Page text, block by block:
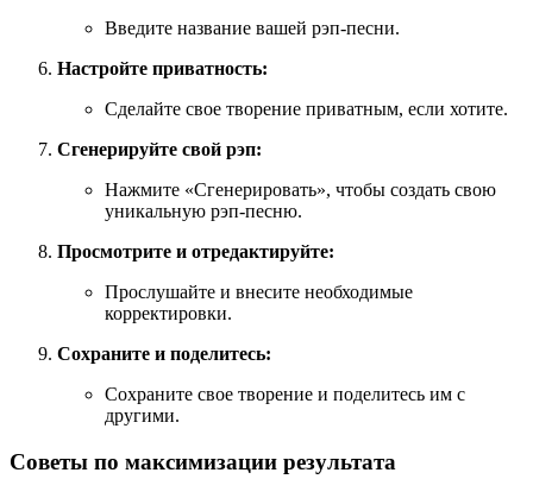
Введите название вашей рэп-песни.
Настройте приватность:
Сделайте свое творение приватным, если хотите.
Сгенерируйте свой рэп:
Нажмите «Сгенерировать», чтобы создать свою
уникальную рэп-песню.
Просмотрите и отредактируйте:
Прослушайте и внесите необходимые
корректировки.
Сохраните и поделитесь:
Сохраните свое творение и поделитесь им с
другими.
Советы по максимизации результата